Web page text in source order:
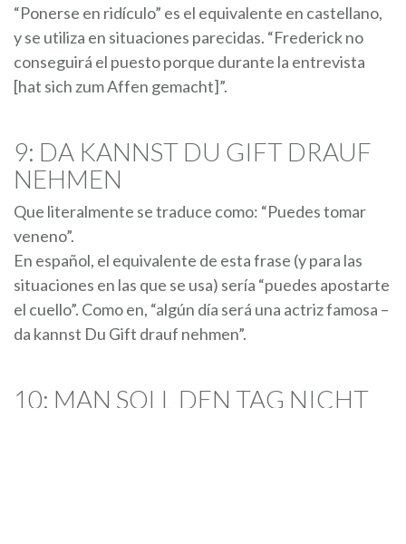
“Ponerse en ridículo” es el equivalente en castellano,
y se utiliza en situaciones parecidas. “Frederick no
conseguirá el puesto porque durante la entrevista
[hat sich zum Affen gemacht]”.
9: DA KANNST DU GIFT DRAUF
NEHMEN
Que literalmente se traduce como: “Puedes tomar
veneno”.
En español, el equivalente de esta frase (y para las
situaciones en las que se usa) sería “puedes apostarte
el cuello”. Como en, “algún día será una actriz famosa –
da kannst Du Gift drauf nehmen”.
10: MAN SOLL DEN TAG NICHT